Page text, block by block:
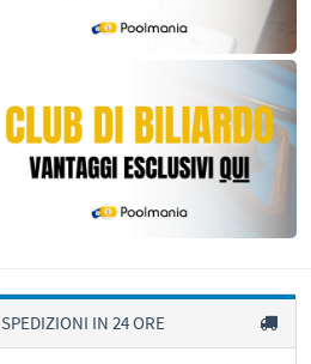
SPEDIZIONI IN 24 ORE